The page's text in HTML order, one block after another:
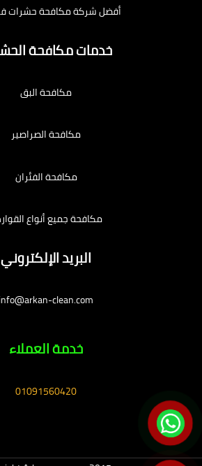
أفضل شركة مكافحة حشرات
خدمات مكافحة
مكافحة البق
مكافحة الصراصير
مكافحة الفئران
مكافحة جميع أنواع
البريد الإلكتروني
info@arkan-clean.com
خدمة العملاء
01091560420